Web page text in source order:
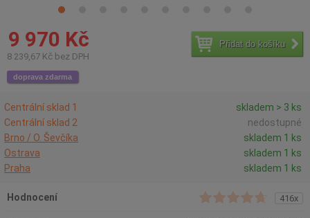
9 970 Kč
8 239,67 Kč bez DPH
Přidat do košíku
doprava zdarma
Centrální sklad 1
skladem > 3 ks
Centrální sklad 2
nedostupné
Brno / O. Ševčíka
skladem 1 ks
Ostrava
skladem 1 ks
Praha
skladem 1 ks
Hodnocení 416x